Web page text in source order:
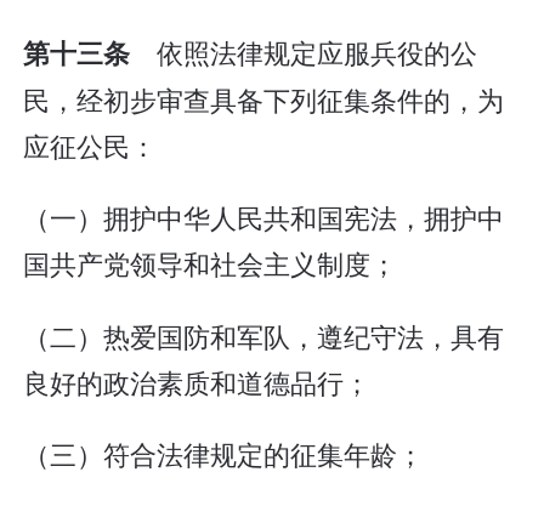
第十三条 依照法律规定应服兵役的公
民，经初步审查具备下列征集条件的，为
应征公民：
（一）拥护中华人民共和国宪法，拥护中
国共产党领导和社会主义制度；
（二）热爱国防和军队，遵纪守法，具有
良好的政治素质和道德品行；
（三）符合法律规定的征集年龄；